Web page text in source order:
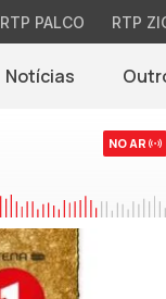
RTP PALCO RTP
Notícias(abre em nova
NO AR